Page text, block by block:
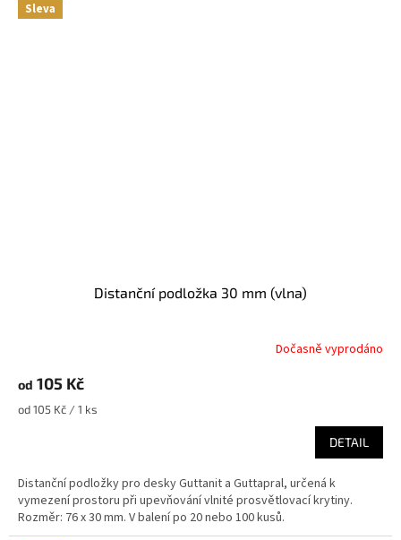
Sleva
Distanční podložka 30 mm (vlna)
Dočasně vyprodáno
od 105 Kč
Měrná
od 105 Kč / 1 ks
DETAIL
Distanční podložky pro desky Guttanit a Guttapral, určená k
vymezení prostoru při upevňování vlnité prosvětlovací krytiny.
Rozměr: 76 x 30 mm. V balení po 20 nebo 100 kusů.